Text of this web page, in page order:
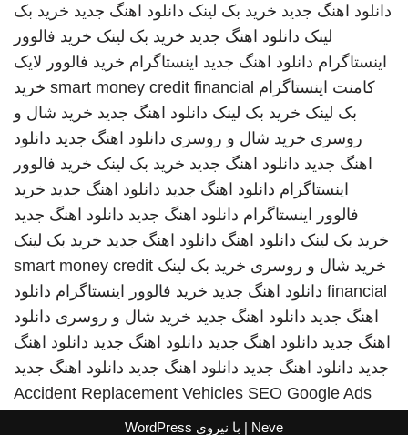
دانلود اهنگ جدید خرید بک لینک دانلود اهنگ جدید خرید بک
لینک دانلود اهنگ جدید خرید بک لینک خرید فالوور
اینستاگرام دانلود اهنگ جدید اینستاگرام خرید فالوور لایک
کامنت اینستاگرام smart money credit financial خرید
بک لینک خرید بک لینک دانلود اهنگ جدید خرید شال و
روسری خرید شال و روسری دانلود اهنگ جدید دانلود
اهنگ جدید دانلود اهنگ جدید خرید بک لینک خرید فالوور
اینستاگرام دانلود اهنگ جدید دانلود اهنگ جدید خرید
فالوور اینستاگرام دانلود اهنگ جدید دانلود اهنگ جدید
خرید بک لینک دانلود اهنگ دانلود اهنگ جدید خرید بک لینک
خرید شال و روسری خرید بک لینک smart money credit
financial دانلود اهنگ جدید خرید فالوور اینستاگرام دانلود
اهنگ جدید دانلود اهنگ جدید خرید شال و روسری دانلود
اهنگ جدید دانلود اهنگ جدید دانلود اهنگ جدید دانلود اهنگ
جدید دانلود اهنگ جدید دانلود اهنگ جدید دانلود اهنگ جدید
Accident Replacement Vehicles SEO Google Ads
Neve | با نیروی WordPress